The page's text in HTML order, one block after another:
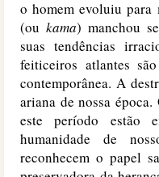
o homem evoluiu para
(oukama) manchou
suas tendências
feiticeiros atlantes
contemporânea. A
ariana de nossa
este período estão
humanidade de
reconhecem o papel